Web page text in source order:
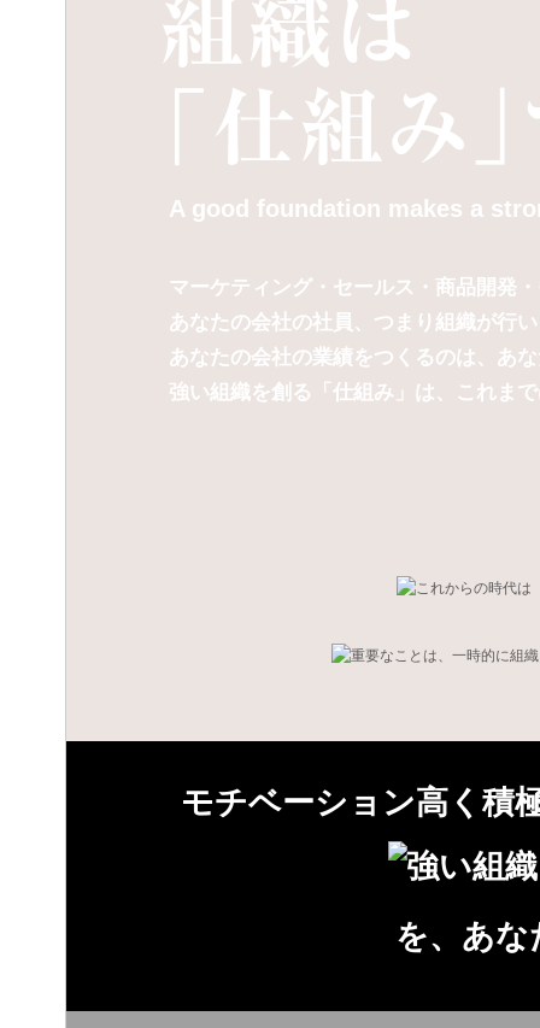
A good foundation makes a
マーケティング・セールス・商品開発
あなたの会社の社員、つまり組織が行
あなたの会社の業績をつくるのは、あ
強い組織を創る「仕組み」は、これま
モチベーション高く積
を、あな